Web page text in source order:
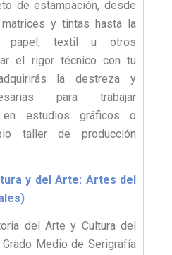
de estampación, desde
matrices y tintas hasta la
papel, textil u otros
el rigor técnico con tu
la destreza y
para trabajar
en estudios gráficos o
taller de producción
y del Arte: Artes del
del Arte y Cultura del
Medio de Serigrafía